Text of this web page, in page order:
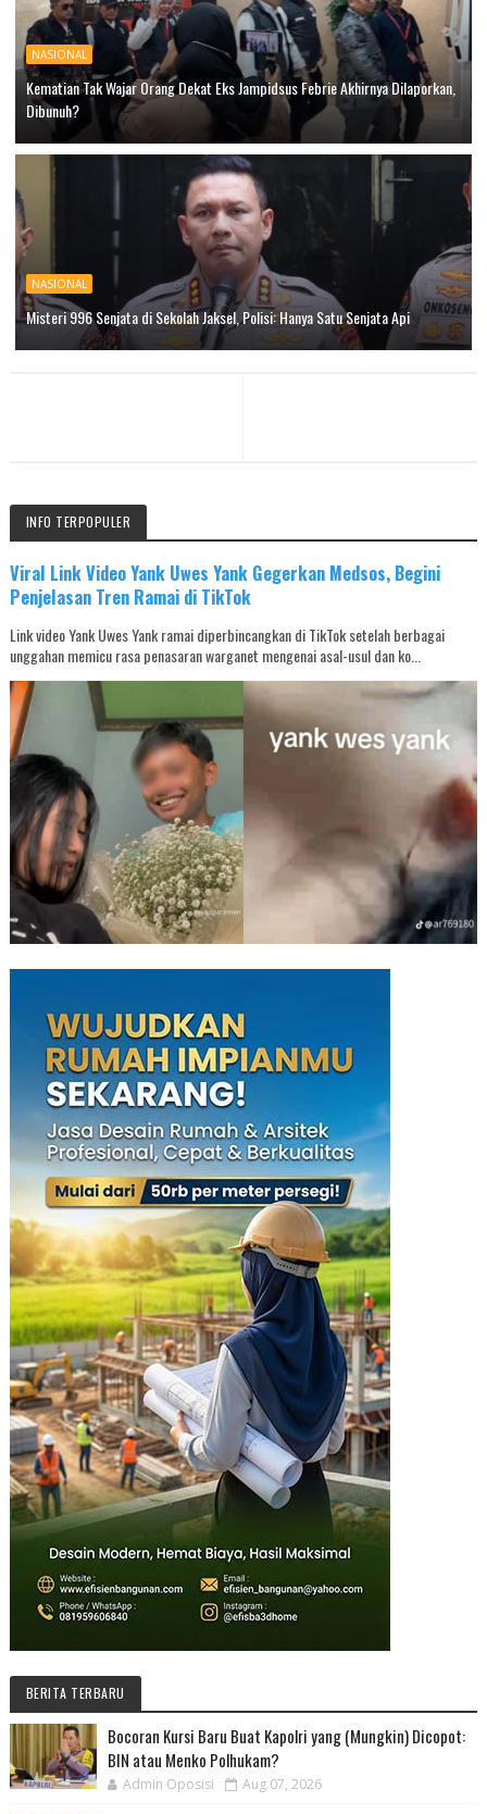
NASIONAL
Kematian Tak Wajar Orang Dekat Eks Jampidsus Febrie Akhirnya Dilaporkan,
Dibunuh?
NASIONAL
Misteri 996 Senjata di Sekolah Jaksel, Polisi: Hanya Satu Senjata Api
INFO TERPOPULER
Viral Link Video Yank Uwes Yank Gegerkan Medsos, Begini
Penjelasan Tren Ramai di TikTok
Link video Yank Uwes Yank ramai diperbincangkan di TikTok setelah berbagai
unggahan memicu rasa penasaran warganet mengenai asal-usul dan ko...
BERITA TERBARU
Bocoran Kursi Baru Buat Kapolri yang (Mungkin) Dicopot:
BIN atau Menko Polhukam?
Admin Oposisi Aug 07, 2026